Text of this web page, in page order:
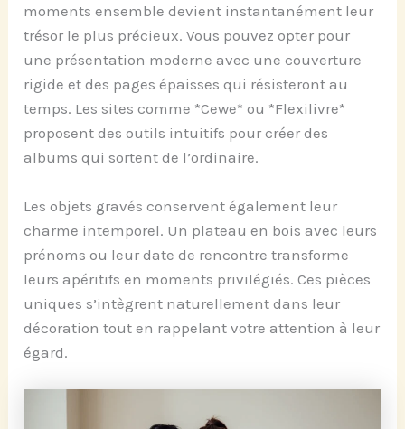
moments ensemble devient instantanément leur
trésor le plus précieux. Vous pouvez opter pour
une présentation moderne avec une couverture
rigide et des pages épaisses qui résisteront au
temps. Les sites comme *Cewe* ou *Flexilivre*
proposent des outils intuitifs pour créer des
albums qui sortent de l’ordinaire.
Les objets gravés conservent également leur
charme intemporel. Un plateau en bois avec leurs
prénoms ou leur date de rencontre transforme
leurs apéritifs en moments privilégiés. Ces pièces
uniques s’intègrent naturellement dans leur
décoration tout en rappelant votre attention à leur
égard.